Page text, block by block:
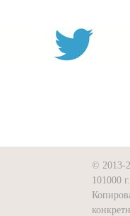
© 2013-
101000